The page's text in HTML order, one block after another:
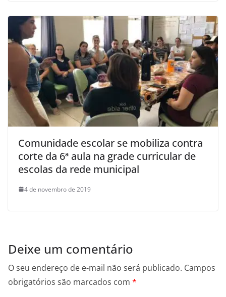
Comunidade escolar se mobiliza contra
corte da 6ª aula na grade curricular de
escolas da rede municipal
4 de novembro de 2019
Deixe um comentário
O seu endereço de e-mail não será publicado. Campos
obrigatórios são marcados com *